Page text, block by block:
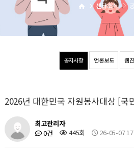
공지사항 언론보도 웹진
센터소식
2026년 대한민국 자원봉사대상 [국
최고관리자
0건
445회 26-05-07